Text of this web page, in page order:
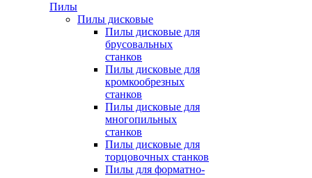
Пилы
Пилы дисковые
Пилы дисковые для
брусовальных
станков
Пилы дисковые для
кромкообрезных
станков
Пилы дисковые для
многопильных
станков
Пилы дисковые для
торцовочных станков
Пилы для форматно-